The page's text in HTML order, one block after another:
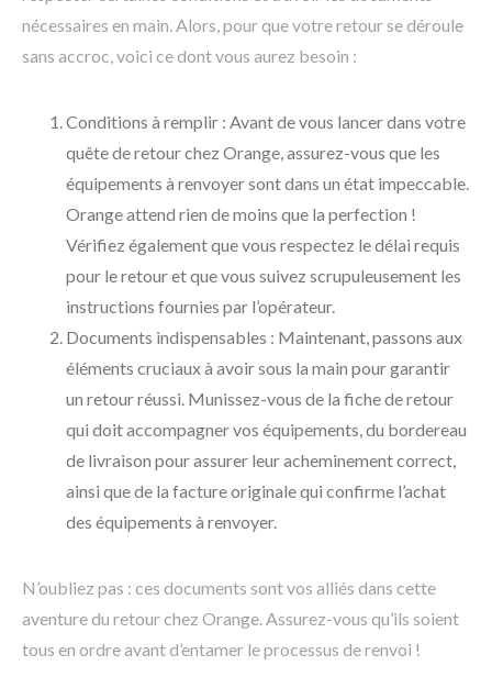
nécessaires en main. Alors, pour que votre retour se déroule
sans accroc, voici ce dont vous aurez besoin :
Conditions à remplir : Avant de vous lancer dans votre
quête de retour chez Orange, assurez-vous que les
équipements à renvoyer sont dans un état impeccable.
Orange attend rien de moins que la perfection !
Vérifiez également que vous respectez le délai requis
pour le retour et que vous suivez scrupuleusement les
instructions fournies par l’opérateur.
Documents indispensables : Maintenant, passons aux
éléments cruciaux à avoir sous la main pour garantir
un retour réussi. Munissez-vous de la fiche de retour
qui doit accompagner vos équipements, du bordereau
de livraison pour assurer leur acheminement correct,
ainsi que de la facture originale qui confirme l’achat
des équipements à renvoyer.
N’oubliez pas : ces documents sont vos alliés dans cette
aventure du retour chez Orange. Assurez-vous qu’ils soient
tous en ordre avant d’entamer le processus de renvoi !